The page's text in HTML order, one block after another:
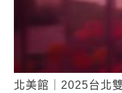
北美館｜2025台北